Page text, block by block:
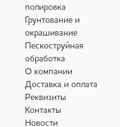
полировка
Грунтование и
окрашивание
Пескоструйная
обработка
О компании
Доставка и оплата
Реквизиты
Контакты
Новости